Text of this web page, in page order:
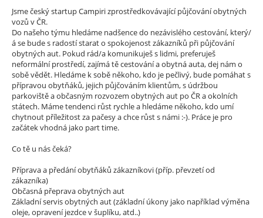
Jsme český startup Campiri zprostředkovávající půjčování obytných
vozů v ČR.
Do našeho týmu hledáme nadšence do nezávislého cestování, který/
á se bude s radostí starat o spokojenost zákazníků při půjčování
obytných aut. Pokud rád/a komunikuješ s lidmi, preferuješ
neformální prostředí, zajímá tě cestování a obytná auta, dej nám o
sobě vědět. Hledáme k sobě někoho, kdo je pečlivý, bude pomáhat s
přípravou obytňáků, jejich půjčováním klientům, s údržbou
parkoviště a občasným rozvozem obytných aut po ČR a okolních
státech. Máme tendenci růst rychle a hledáme někoho, kdo umí
chytnout příležitost za pačesy a chce růst s námi :-). Práce je pro
začátek vhodná jako part time.
Co tě u nás čeká?
Příprava a předání obytňáků zákazníkovi (příp. převzetí od
zákazníka)
Občasná přeprava obytných aut
Základní servis obytných aut (základní úkony jako například výměna
oleje, opravení jezdce v šuplíku, atd..)